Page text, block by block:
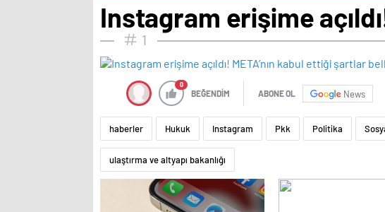
Instagram erişime
1
0
BEĞENDİM ABONE OL News
haberler Hukuk Instagram Pkk Politika
ulaştırma ve altyapı bakanlığı